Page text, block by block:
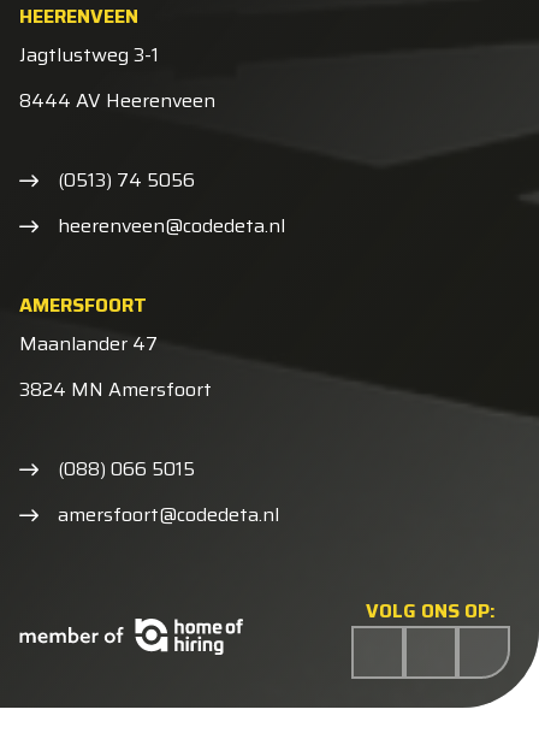
VOLG ONS OP:
HEERENVEEN
Jagtlustweg 3-1
8444 AV Heerenveen
(0513) 74 5056
heerenveen@codedeta.nl
AMERSFOORT
Maanlander 47
3824 MN Amersfoort
(088) 066 5015
amersfoort@codedeta.nl